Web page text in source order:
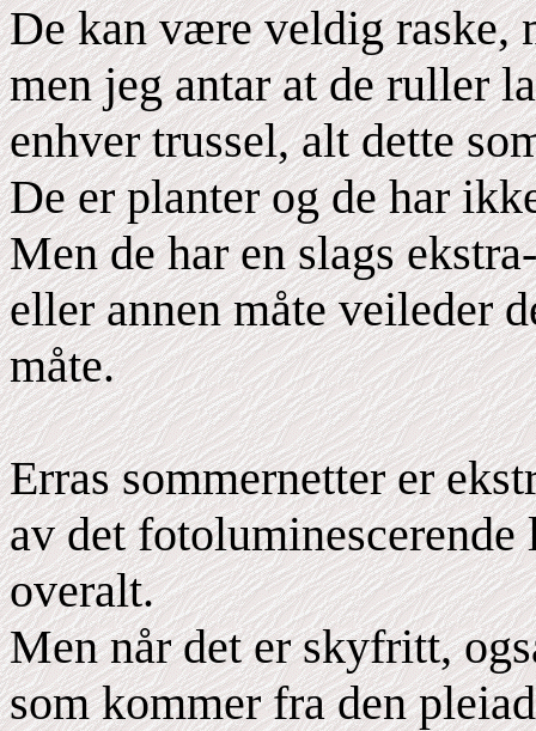
De kan være veldig raske,
men jeg antar at de ruller
enhver trussel, alt dette
De er planter og de har
Men de har en slags
eller annen måte veileder
måte.
Erras sommernetter er
av det
overalt.
Men når det er skyfritt,
som kommer fra den